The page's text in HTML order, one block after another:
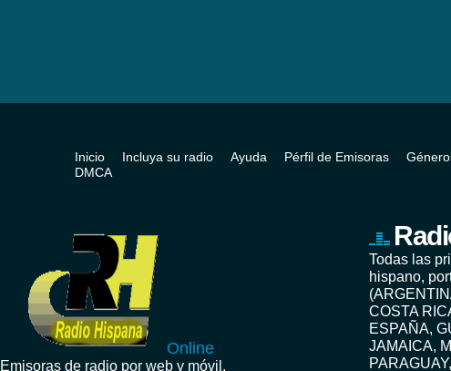
Inicio Incluya su radio Ayuda Pérfil de Emisoras
DMCA
Online
Emisoras de radio por web y móvil.
Todas las
hispano,
COSTA
ESPAÑA,
JAMAICA,